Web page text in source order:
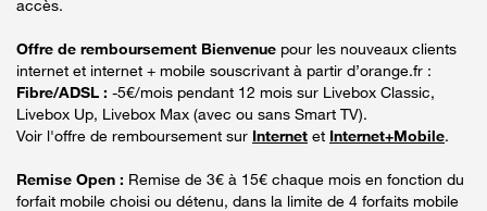
accès.
Offre de remboursement Bienvenue pour les nouveaux clients
internet et internet + mobile souscrivant à partir d’orange.fr :
Fibre/ADSL : -5€/mois pendant 12 mois sur Livebox Classic,
Livebox Up, Livebox Max (avec ou sans Smart TV).
Voir l'offre de remboursement sur Internet et Internet+Mobile.
Remise Open : Remise de 3€ à 15€ chaque mois en fonction du
forfait mobile choisi ou détenu, dans la limite de 4 forfaits mobile